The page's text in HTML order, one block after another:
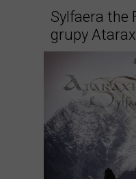
Galeria
Kontakt
Sylfaera the
grupy